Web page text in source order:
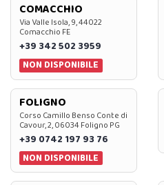
COMACCHIO
Via Valle Isola, 9, 44022
Comacchio FE
+39 342 502 3959
NON DISPONIBILE
FOLIGNO
Corso Camillo Benso Conte di
Cavour, 2, 06034 Foligno PG
+39 0742 197 93 76
NON DISPONIBILE